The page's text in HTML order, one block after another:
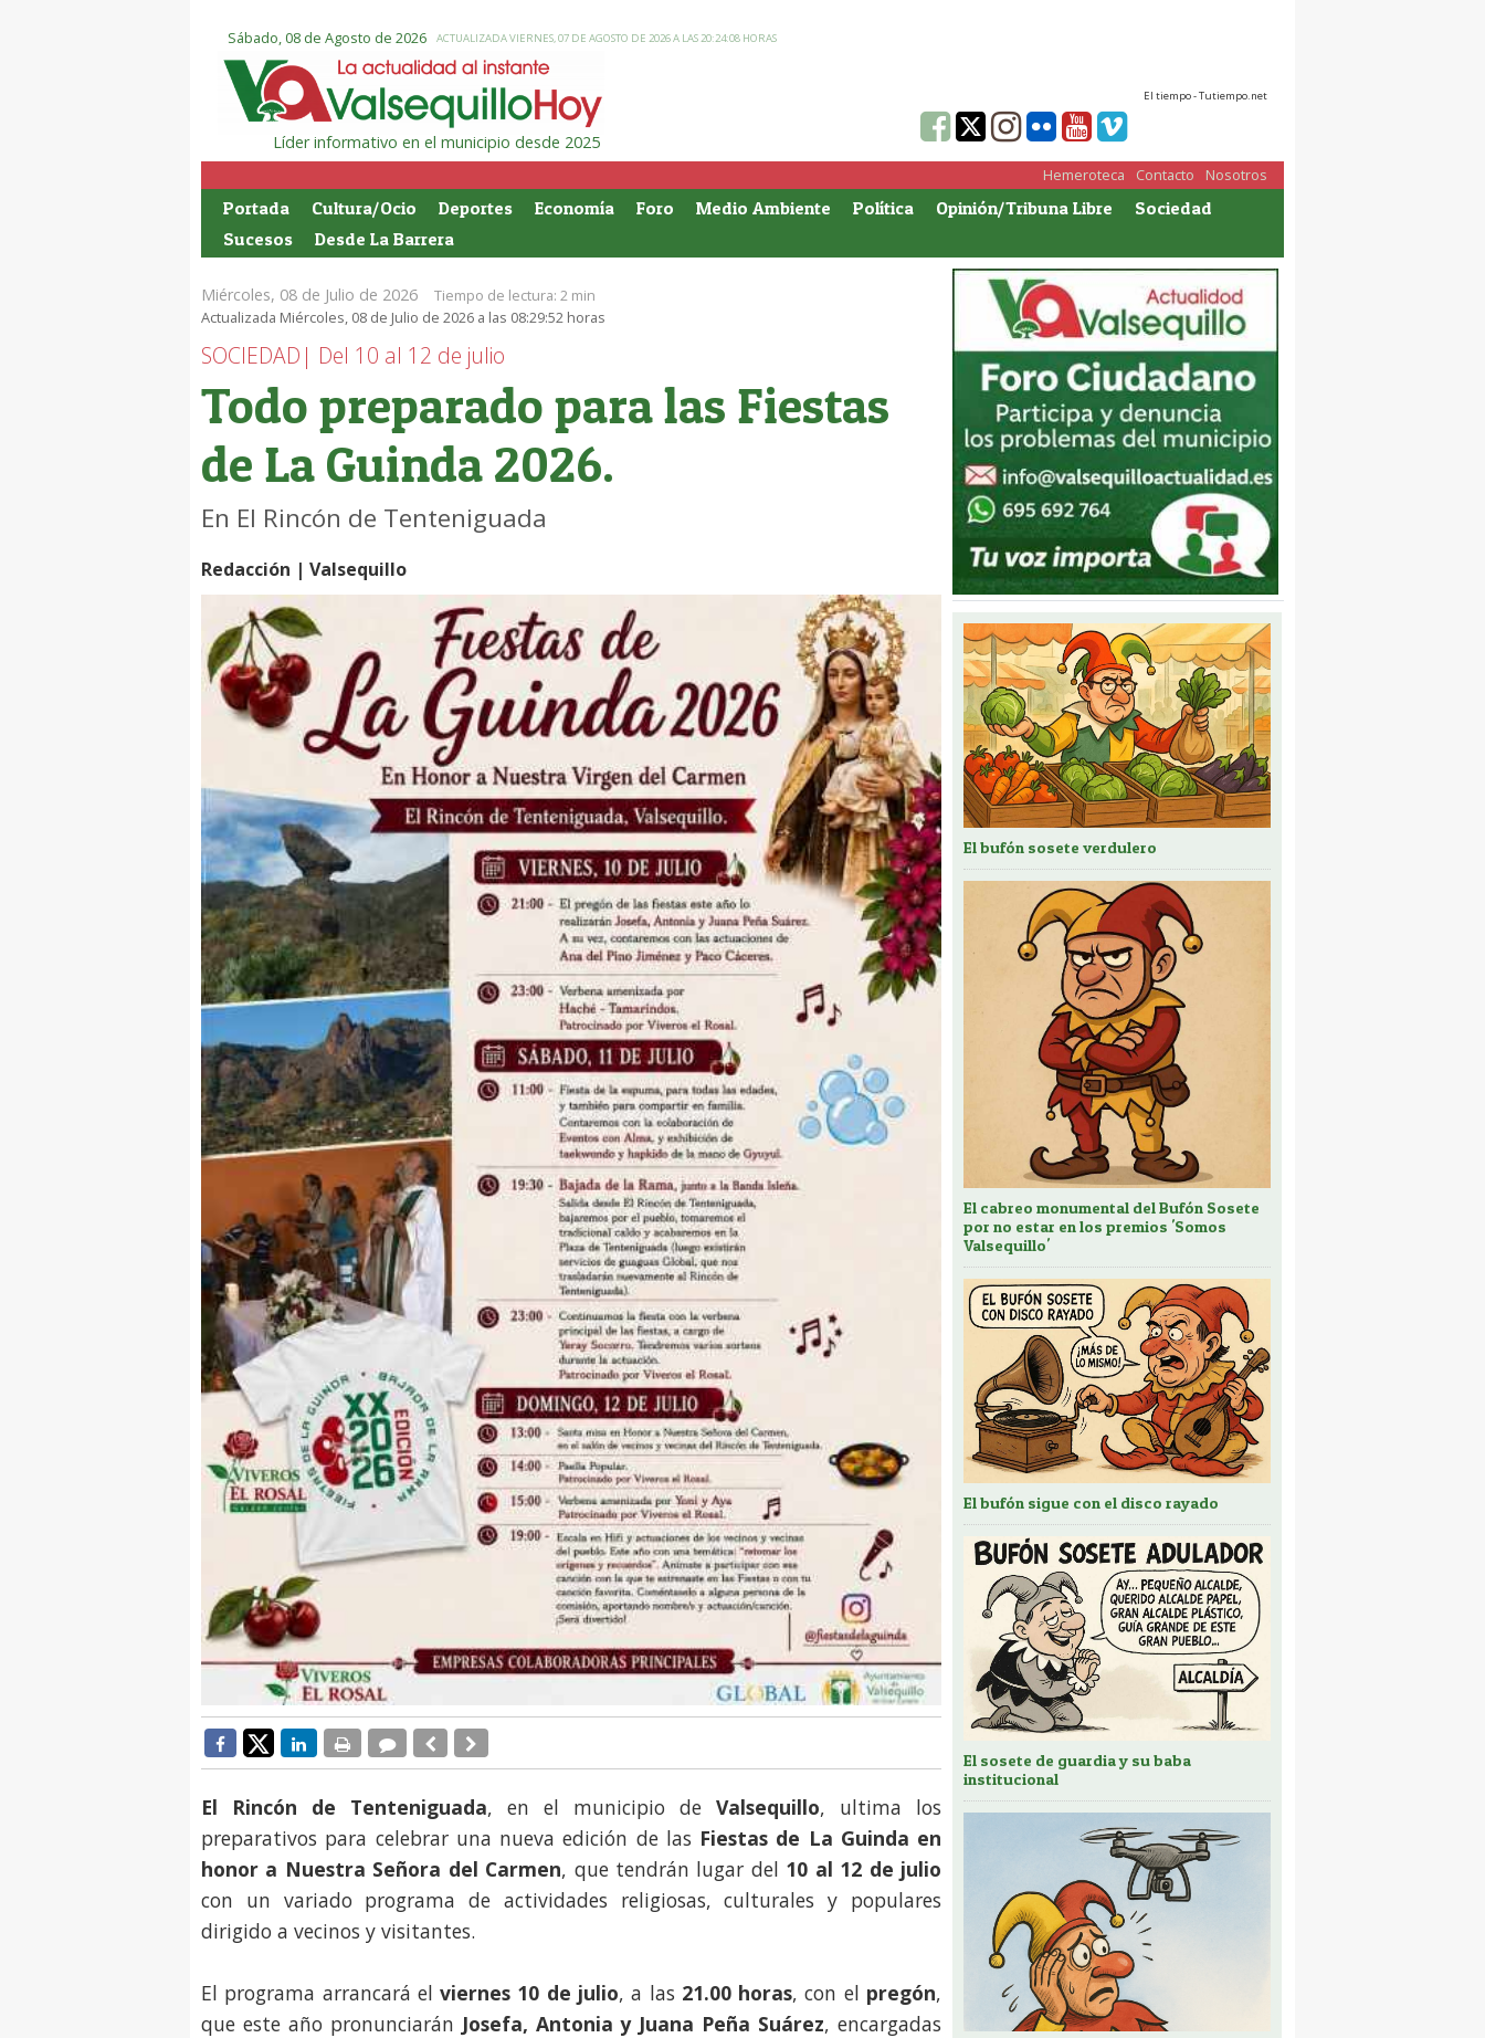
Sábado, 08 de Agosto de 2026 ACTUALIZADA VIERNES, 07 DE AGOSTO DE 2026 A LAS 20:24:08 HORAS
Líder informativo en el municipio desde 2025
El tiempo - Tutiempo.net
Nosotros
Contacto
Hemeroteca
Portada Cultura/Ocio Deportes Economía Foro Medio Ambiente Política Opinión/Tribuna Libre
Sociedad
Sucesos
Desde La Barrera
Miércoles, 08 de Julio de 2026 Tiempo de lectura: 2 min
Actualizada Miércoles, 08 de Julio de 2026 a las 08:29:52 horas
SOCIEDAD| Del 10 al 12 de julio
Todo preparado para las Fiestas
de La Guinda 2026.
En El Rincón de Tenteniguada
Redacción | Valsequillo
El Rincón de Tenteniguada, en el municipio de Valsequillo, ultima los
preparativos para celebrar una nueva edición de las Fiestas de La Guinda en
honor a Nuestra Señora del Carmen, que tendrán lugar del 10 al 12 de julio
con un variado programa de actividades religiosas, culturales y populares
dirigido a vecinos y visitantes.
El programa arrancará elviernes 10 de julio, a las 21.00 horas, con el pregón,
que este año pronunciarán Josefa, Antonia y Juana Peña Suárez, encargadas
El bufón sosete verdulero
El cabreo monumental del Bufón Sosete
por no estar en los premios 'Somos
Valsequillo'
El bufón sigue con el disco rayado
El sosete de guardia y su baba
institucional